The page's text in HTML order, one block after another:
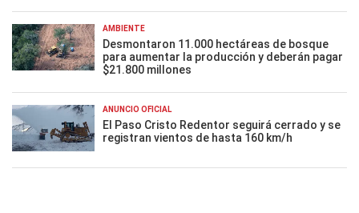
AMBIENTE
Desmontaron 11.000 hectáreas de bosque
para aumentar la producción y deberán pagar
$21.800 millones
ANUNCIO OFICIAL
El Paso Cristo Redentor seguirá cerrado y se
registran vientos de hasta 160 km/h